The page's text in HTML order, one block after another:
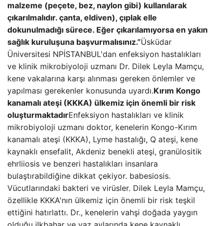
malzeme (peçete, bez, naylon gibi) kullanılarak
çıkarılmalıdır. çanta, eldiven), çıplak elle
dokunulmadığı sürece. Eğer çıkarılamıyorsa en yakın
sağlık kuruluşuna başvurmalısınız.”Üsküdar
Üniversitesi NPİSTANBUL'dan enfeksiyon hastalıkları
ve klinik mikrobiyoloji uzmanı Dr. Dilek Leyla Mamçu,
kene vakalarına karşı alınması gereken önlemler ve
yapılması gerekenler konusunda uyardı.Kırım Kongo
kanamalı ateşi (KKKA) ülkemiz için önemli bir risk
oluşturmaktadırEnfeksiyon hastalıkları ve klinik
mikrobiyoloji uzmanı doktor, kenelerin Kongo-Kırım
kanamalı ateşi (KKKA), Lyme hastalığı, Q ateşi, kene
kaynaklı ensefalit, Akdeniz benekli ateşi, granülositik
ehrliiosis ve benzeri hastalıkları insanlara
bulaştırabildiğine dikkat çekiyor. babesiosis.
Vücutlarındaki bakteri ve virüsler. Dilek Leyla Mamçu,
özellikle KKKA'nın ülkemiz için önemli bir risk teşkil
ettiğini hatırlattı. Dr., kenelerin vahşi doğada yaygın